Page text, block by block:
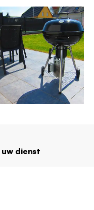
dienst